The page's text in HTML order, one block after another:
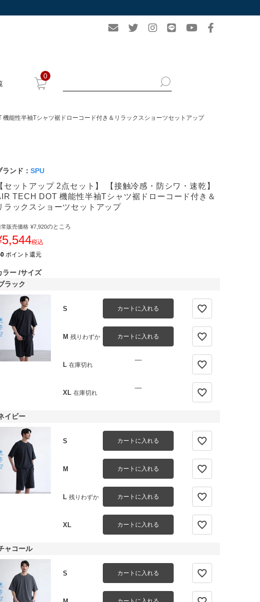
0
能性半袖Tシャツ裾ドローコード付き＆リラックスショーツセットアップ
ランド： SPU
【セットアップ 2点セット】 【接触冷感・防シワ・速乾】
TECH DOT 機能性半袖Tシャツ裾ドローコード付き＆
ラックスショーツセットアップ
常販売価格 ¥7,920のところ
5,544税込
ポイント還元
ラー サイズ
ラック
S カートに入れる
M 残りわずか カートに入れる
L 在庫切れ
—
XL 在庫切れ
—
イビー
S カートに入れる
M カートに入れる
L 残りわずか カートに入れる
XL カートに入れる
ャコール
S カートに入れる